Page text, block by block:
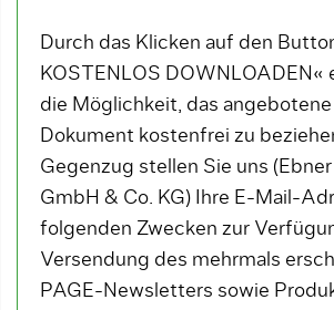
Durch das Klicken auf den
KOSTENLOS DOWNLOADEN«
die Möglichkeit, das
Dokument kostenfrei zu
Gegenzug stellen Sie uns
GmbH & Co. KG) Ihre E-Mail-
folgenden Zwecken zur
Versendung des mehrmals
PAGE-Newsletters sowie